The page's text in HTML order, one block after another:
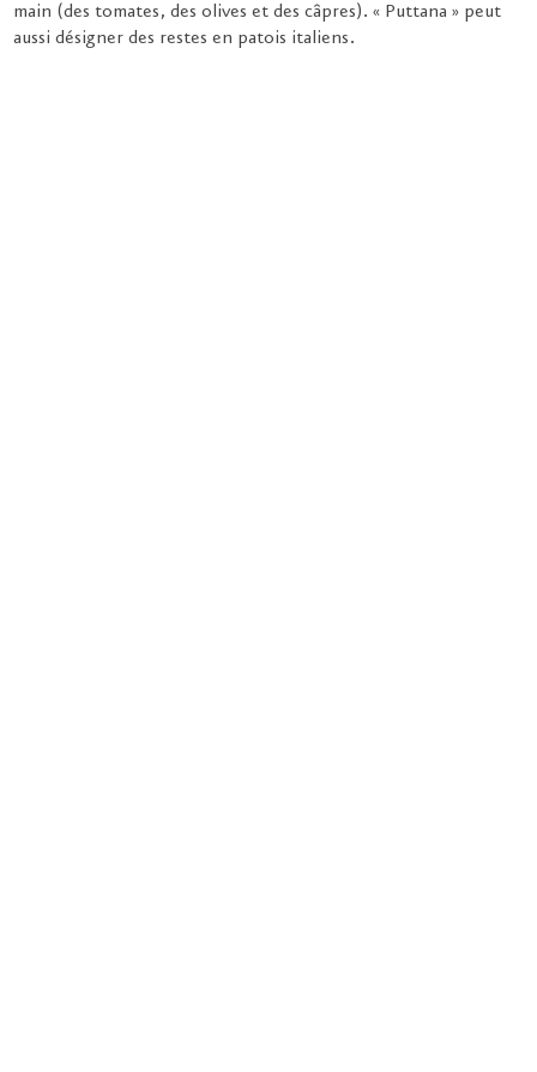
main (des tomates, des olives et des câpres). « Puttana » peut
aussi désigner des restes en patois italiens.